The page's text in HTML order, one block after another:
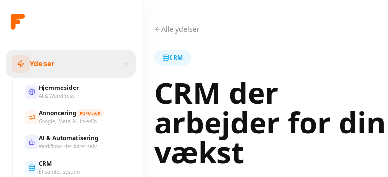
Ydelser
Hjemmesider
AI & WordPress
Annoncering POPULÆR
Google, Meta & LinkedIn
AI & Automatisering
Workflows der kører selv
CRM
Ét samlet system
Alle ydelser
CRM
CRM der
arbejder for din
vækst